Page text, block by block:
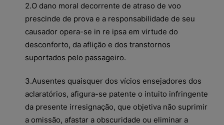
2.O dano moral decorrente de atraso de voo
prescinde de prova e a responsabilidade de seu
causador opera-se in re ipsa em virtude do
desconforto, da aflição e dos transtornos
suportados pelo passageiro.
3.Ausentes quaisquer dos vícios ensejadores dos
aclaratórios, afigura-se patente o intuito infringente
da presente irresignação, que objetiva não suprimir
a omissão, afastar a obscuridade ou eliminar a